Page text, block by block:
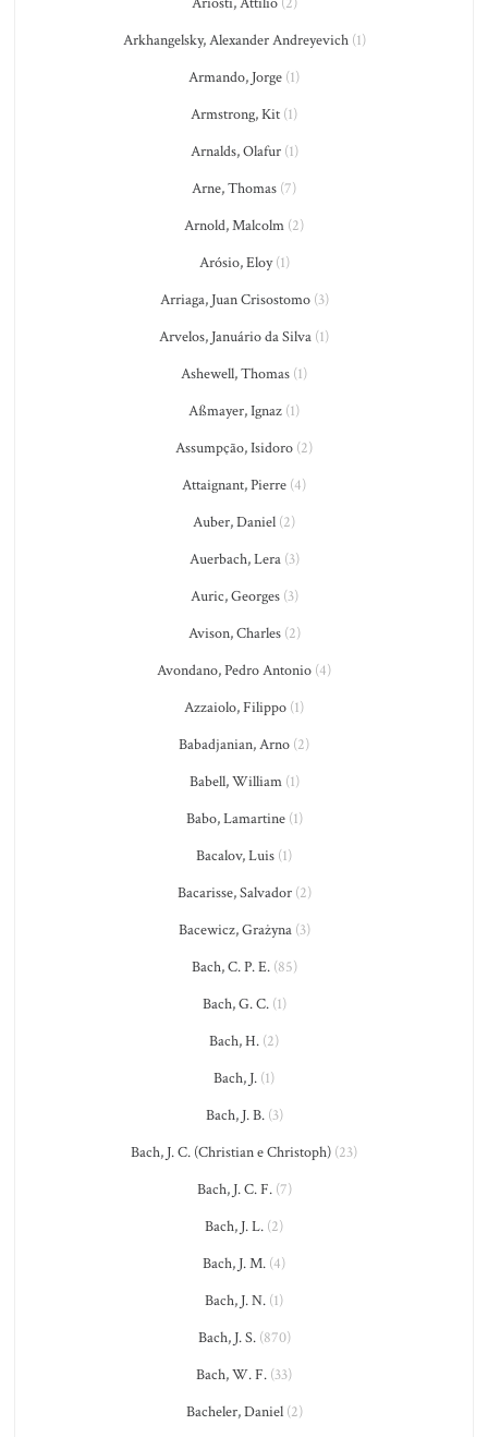
Arkhangelsky, Alexander Andreyevich(1)
Armando, Jorge (1)
Armstrong, Kit (1)
Arnalds, Olafur(1)
Arne, Thomas (7)
Arnold, Malcolm (2)
Arósio, Eloy(1)
Arriaga, Juan Crisostomo(3)
Arvelos, Januário da Silva (1)
Ashewell, Thomas (1)
Aßmayer, Ignaz (1)
Assumpção, Isidoro (2)
Attaignant, Pierre (4)
Auber, Daniel (2)
Auerbach, Lera(3)
Auric, Georges(3)
Avison, Charles(2)
Avondano, Pedro Antonio (4)
Azzaiolo, Filippo (1)
Babadjanian, Arno (2)
Babell, William(1)
Babo, Lamartine(1)
Bacalov, Luis (1)
Bacarisse, Salvador(2)
Bacewicz, Grażyna(3)
Bach, C. P. E.(85)
Bach, G. C.(1)
Bach, H. (2)
Bach, J. (1)
Bach, J. B.(3)
Bach, J. C. (Christian e Christoph) (23)
Bach, J. C. F.(7)
Bach, J. L. (2)
Bach, J. M. (4)
Bach, J. N. (1)
Bach, J. S.(870)
Bach, W. F. (33)
Bacheler, Daniel(2)